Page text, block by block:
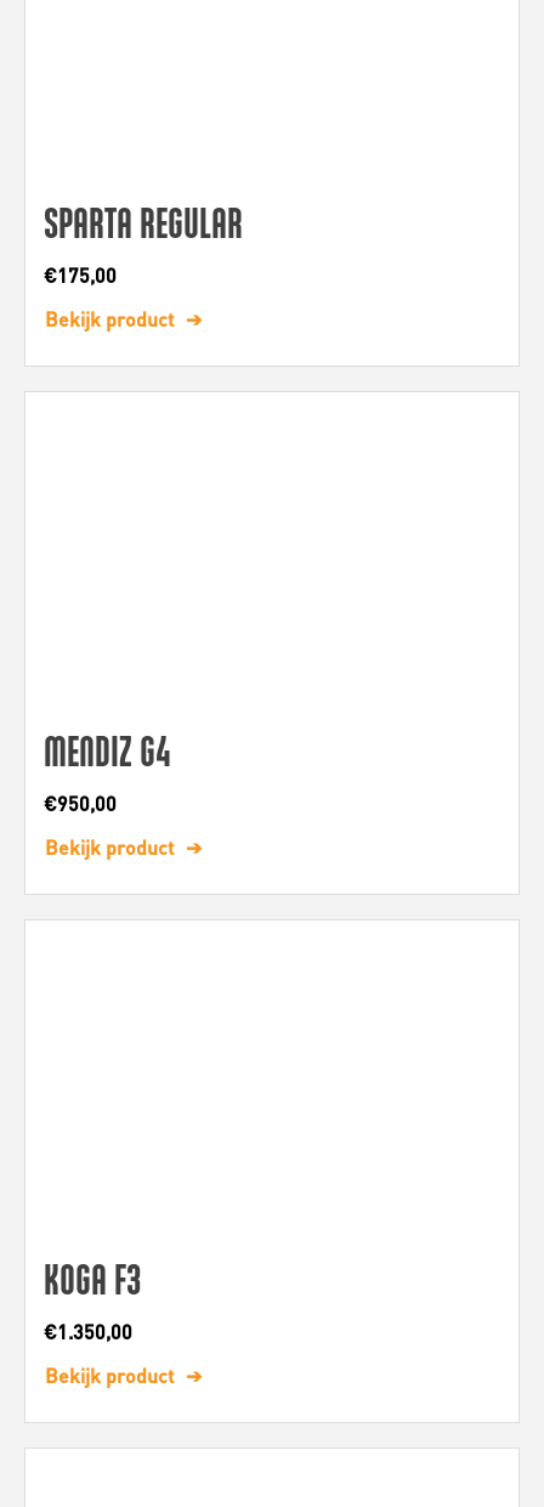
SPARTA REGULAR
€175,00
Bekijk product
MENDIZ G4
€950,00
Bekijk product
KOGA F3
€1.350,00
Bekijk product